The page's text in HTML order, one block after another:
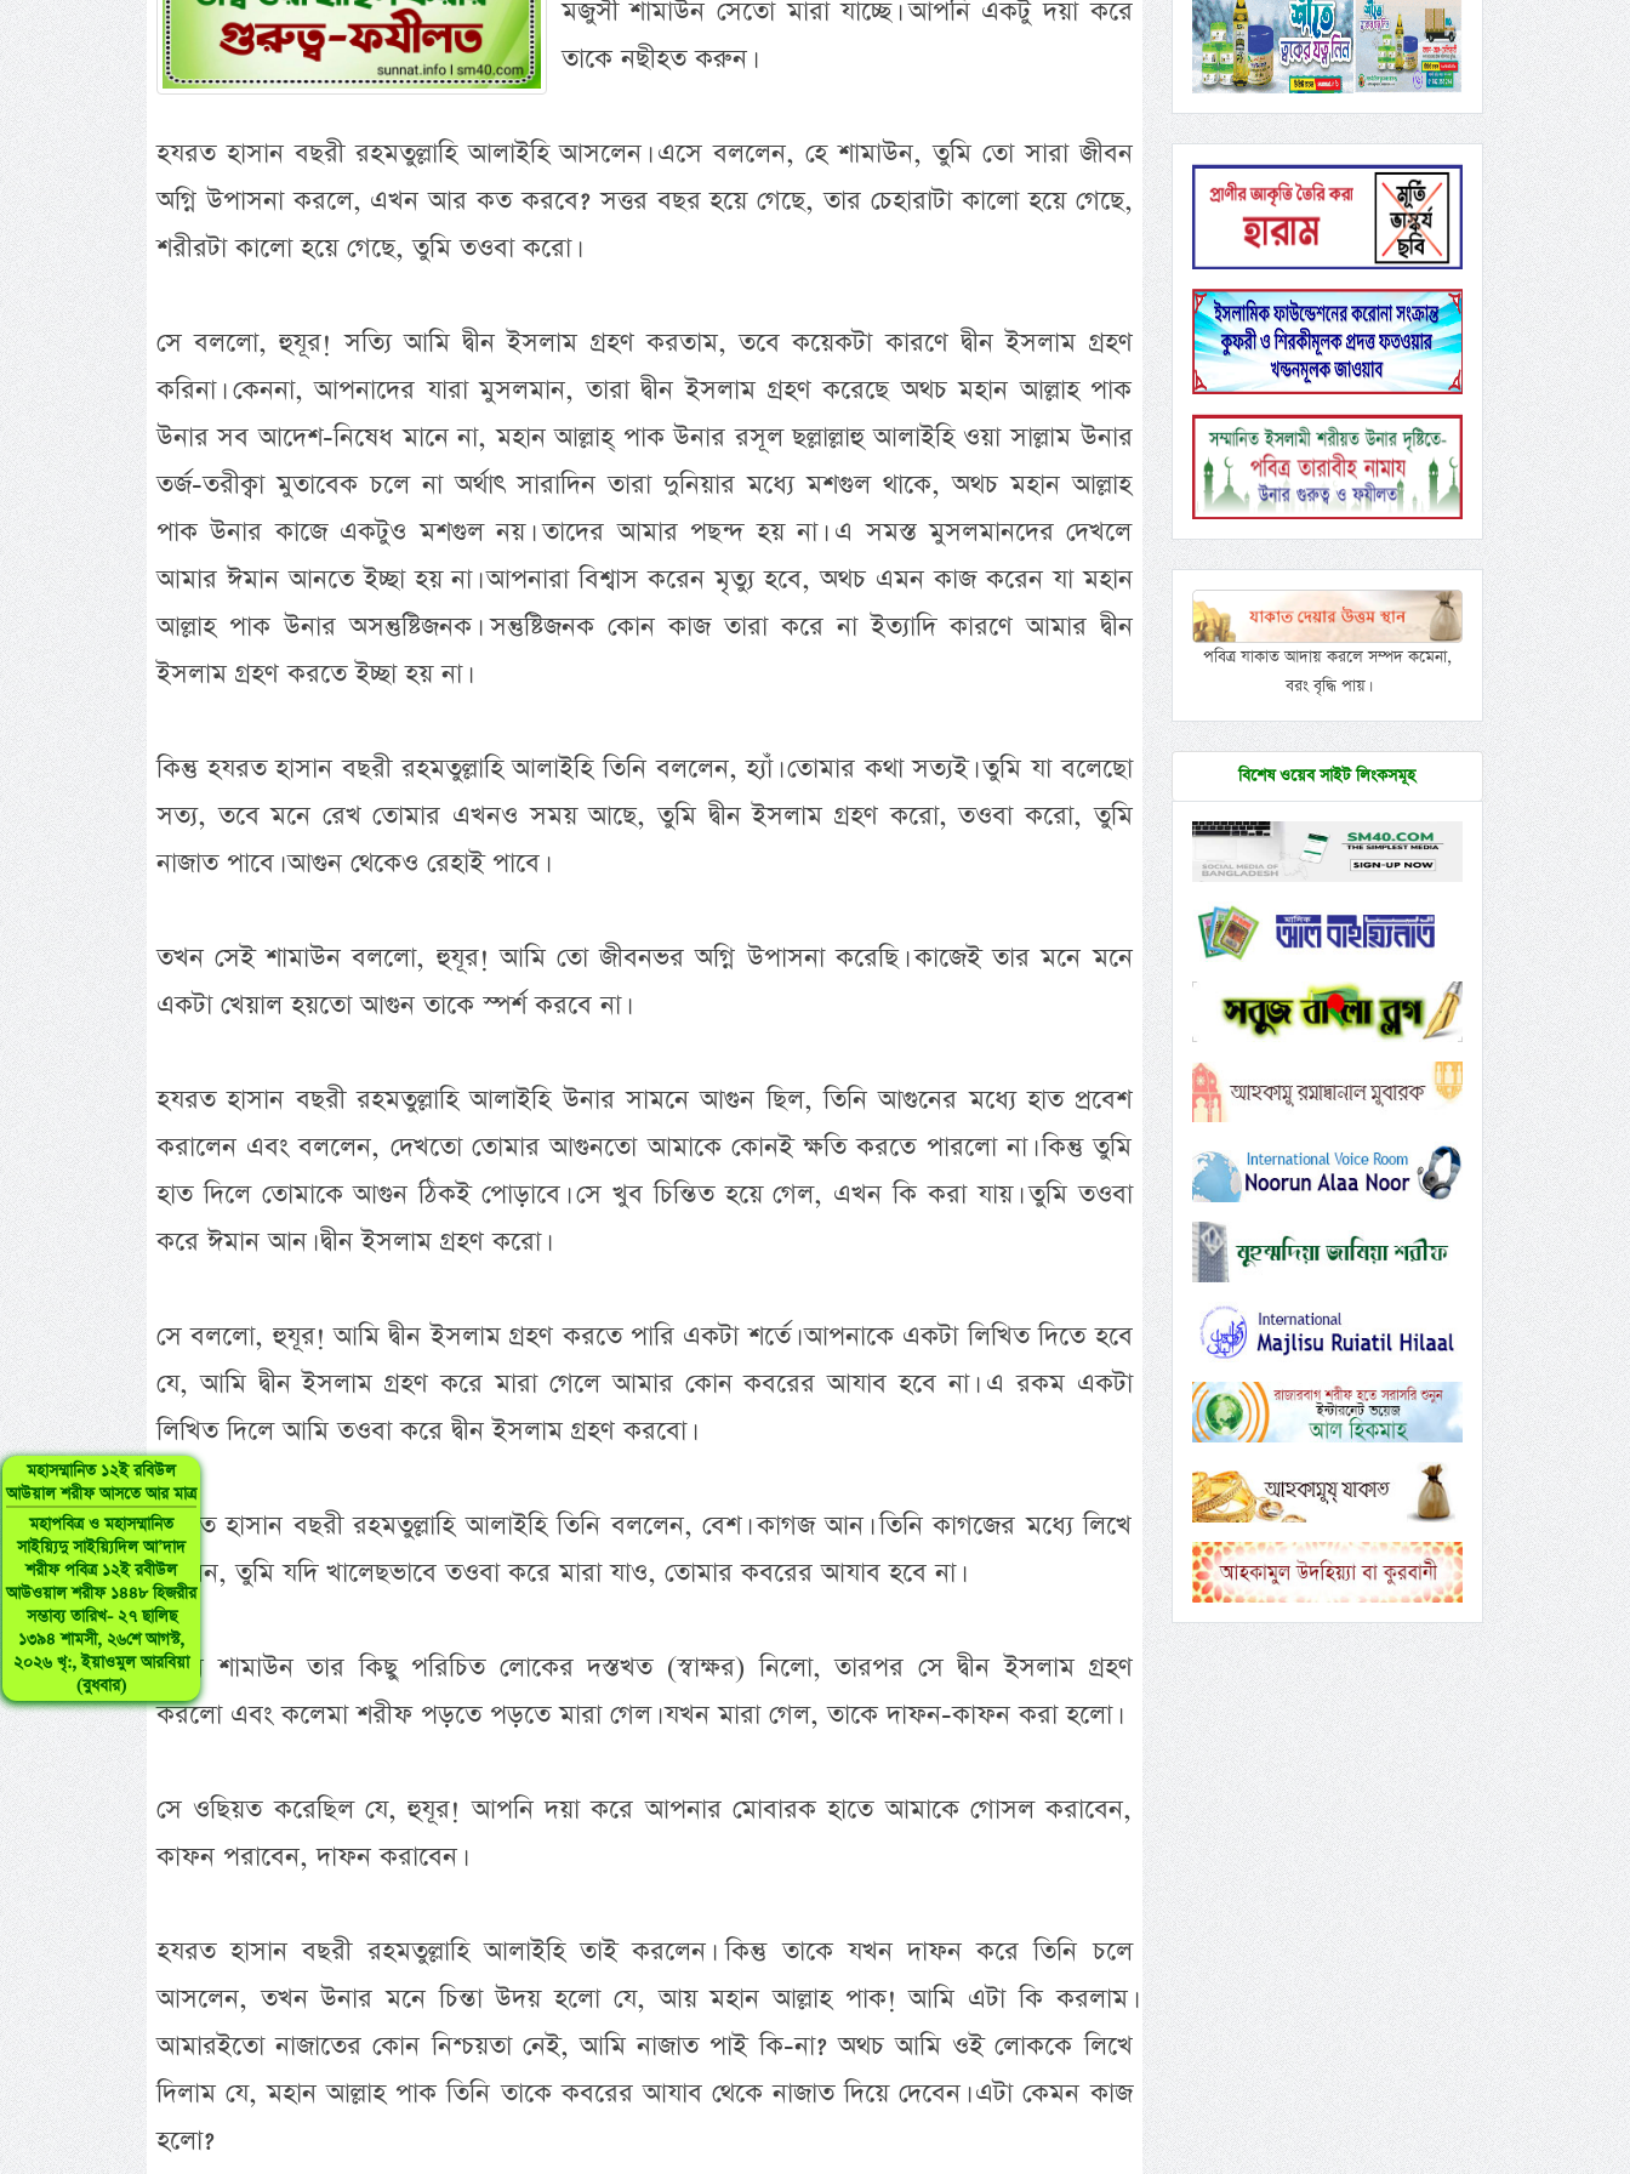
মহাসম্মানিত ১২ই রবিউল
আউয়াল শরীফ আসতে আর মাত্র
মহাপবিত্র ও মহাসম্মানিত
সাইয়্যিদু সাইয়্যিদিল আ’দাদ
শরীফ পবিত্র ১২ই রবীউল
আউওয়াল শরীফ ১৪৪৮ হিজরীর
সম্ভাব্য তারিখ- ২৭ ছালিছ
১৩৯৪ শামসী, ২৬শে আগস্ট,
২০২৬ খৃ:, ইয়াওমুল আরবিয়া
(বুধবার)
মজুসী শামাউন সেতো মারা যাচ্ছে। আপনি একটু দয়া করে
তাকে নছীহত করুন।
হযরত হাসান বছরী রহমতুল্লাহি আলাইহি আসলেন। এসে বললেন, হে শামাউন, তুমি তো সারা জীবন
অগ্নি উপাসনা করলে, এখন আর কত করবে? সত্তর বছর হয়ে গেছে, তার চেহারাটা কালো হয়ে গেছে,
শরীরটা কালো হয়ে গেছে, তুমি তওবা করো।
সে বললো, হুযূর! সত্যি আমি দ্বীন ইসলাম গ্রহণ করতাম, তবে কয়েকটা কারণে দ্বীন ইসলাম গ্রহণ
করিনা। কেননা, আপনাদের যারা মুসলমান, তারা দ্বীন ইসলাম গ্রহণ করেছে অথচ মহান আল্লাহ পাক
উনার সব আদেশ-নিষেধ মানে না, মহান আল্লাহ্ পাক উনার রসূল ছল্লাল্লাহু আলাইহি ওয়া সাল্লাম উনার
তর্জ-তরীক্বা মুতাবেক চলে না অর্থাৎ সারাদিন তারা দুনিয়ার মধ্যে মশগুল থাকে, অথচ মহান আল্লাহ
পাক উনার কাজে একটুও মশগুল নয়। তাদের আমার পছন্দ হয় না। এ সমস্ত মুসলমানদের দেখলে
আমার ঈমান আনতে ইচ্ছা হয় না। আপনারা বিশ্বাস করেন মৃত্যু হবে, অথচ এমন কাজ করেন যা মহান
আল্লাহ পাক উনার অসন্তুষ্টিজনক। সন্তুষ্টিজনক কোন কাজ তারা করে না ইত্যাদি কারণে আমার দ্বীন
ইসলাম গ্রহণ করতে ইচ্ছা হয় না।
কিন্তু হযরত হাসান বছরী রহমতুল্লাহি আলাইহি তিনি বললেন, হ্যাঁ। তোমার কথা সত্যই। তুমি যা বলেছো
সত্য, তবে মনে রেখ তোমার এখনও সময় আছে, তুমি দ্বীন ইসলাম গ্রহণ করো, তওবা করো, তুমি
নাজাত পাবে। আগুন থেকেও রেহাই পাবে।
তখন সেই শামাউন বললো, হুযূর! আমি তো জীবনভর অগ্নি উপাসনা করেছি। কাজেই তার মনে মনে
একটা খেয়াল হয়তো আগুন তাকে স্পর্শ করবে না।
হযরত হাসান বছরী রহমতুল্লাহি আলাইহি উনার সামনে আগুন ছিল, তিনি আগুনের মধ্যে হাত প্রবেশ
করালেন এবং বললেন, দেখতো তোমার আগুনতো আমাকে কোনই ক্ষতি করতে পারলো না। কিন্তু তুমি
হাত দিলে তোমাকে আগুন ঠিকই পোড়াবে। সে খুব চিন্তিত হয়ে গেল, এখন কি করা যায়। তুমি তওবা
করে ঈমান আন। দ্বীন ইসলাম গ্রহণ করো।
সে বললো, হুযূর! আমি দ্বীন ইসলাম গ্রহণ করতে পারি একটা শর্তে। আপনাকে একটা লিখিত দিতে হবে
যে, আমি দ্বীন ইসলাম গ্রহণ করে মারা গেলে আমার কোন কবরের আযাব হবে না। এ রকম একটা
লিখিত দিলে আমি তওবা করে দ্বীন ইসলাম গ্রহণ করবো।
হযরত হাসান বছরী রহমতুল্লাহি আলাইহি তিনি বললেন, বেশ। কাগজ আন। তিনি কাগজের মধ্যে লিখে
দিলেন, তুমি যদি খালেছভাবে তওবা করে মারা যাও, তোমার কবরের আযাব হবে না।
তখন শামাউন তার কিছু পরিচিত লোকের দস্তখত (স্বাক্ষর) নিলো, তারপর সে দ্বীন ইসলাম গ্রহণ
করলো এবং কলেমা শরীফ পড়তে পড়তে মারা গেল। যখন মারা গেল, তাকে দাফন-কাফন করা হলো।
সে ওছিয়ত করেছিল যে, হুযূর! আপনি দয়া করে আপনার মোবারক হাতে আমাকে গোসল করাবেন,
কাফন পরাবেন, দাফন করাবেন।
হযরত হাসান বছরী রহমতুল্লাহি আলাইহি তাই করলেন। কিন্তু তাকে যখন দাফন করে তিনি চলে
আসলেন, তখন উনার মনে চিন্তা উদয় হলো যে, আয় মহান আল্লাহ পাক! আমি এটা কি করলাম।
আমারইতো নাজাতের কোন নিশ্চয়তা নেই, আমি নাজাত পাই কি-না? অথচ আমি ওই লোককে লিখে
দিলাম যে, মহান আল্লাহ পাক তিনি তাকে কবরের আযাব থেকে নাজাত দিয়ে দেবেন। এটা কেমন কাজ
হলো?
পবিত্র যাকাত আদায় করলে সম্পদ কমেনা,
বরং বৃদ্ধি পায়।
বিশেষ ওয়েব সাইট লিংকসমূহ